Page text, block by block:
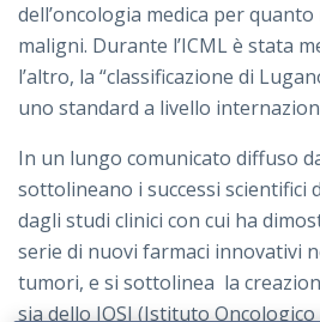
dell’oncologia medica per
maligni. Durante l’ICML è stata
l’altro, la “classificazione di
uno standard a livello
In un lungo comunicato diffuso
sottolineano i successi scientifici
dagli studi clinici con cui ha
serie di nuovi farmaci innovativi
tumori, e si sottolinea la
sia dello IOSI (Istituto Oncologico